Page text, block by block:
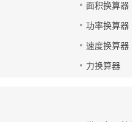
面积换算器
功率换算器
速度换算器
力换算器